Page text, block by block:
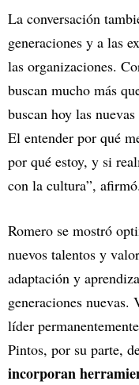
La conversación
generaciones y a las
las organizaciones.
buscan mucho más
buscan hoy las
El entender por qué
por qué estoy, y si
con la cultura”, afirmó.
Romero se mostró
nuevos talentos y
adaptación y
generaciones nuevas.
líder
Pintos, por su parte,
incorporan